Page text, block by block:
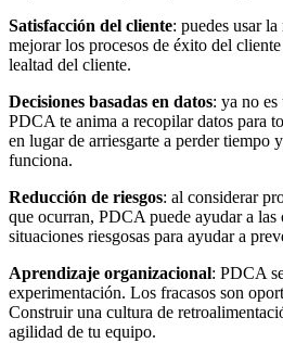
Satisfacción del cliente: puedes usar
mejorar los procesos de éxito del
lealtad del cliente.
Decisiones basadas en datos: ya no
PDCA te anima a recopilar datos para
en lugar de arriesgarte a perder tiempo
funciona.
Reducción de riesgos: al considerar
que ocurran, PDCA puede ayudar a
situaciones riesgosas para ayudar a
Aprendizaje organizacional: PDCA
experimentación. Los fracasos son
Construir una cultura de
agilidad de tu equipo.